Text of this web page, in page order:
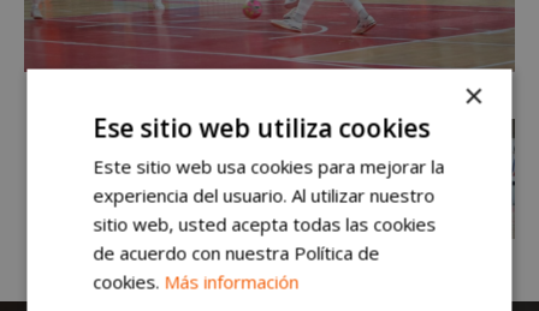
×
Ese sitio web utiliza cookies
Este sitio web usa cookies para mejorar la
experiencia del usuario. Al utilizar nuestro
sitio web, usted acepta todas las cookies
de acuerdo con nuestra Política de
cookies. Más información